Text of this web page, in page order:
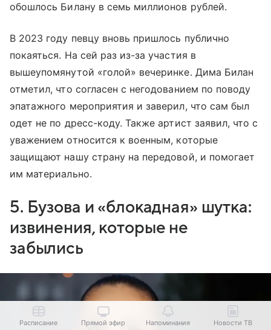
обошлось Билану в семь миллионов рублей.
В 2023 году певцу вновь пришлось публично
покаяться. На сей раз из-за участия в
вышеупомянутой «голой» вечеринке. Дима Билан
отметил, что согласен с негодованием по поводу
эпатажного мероприятия и заверил, что сам был
одет не по дресс-коду. Также артист заявил, что с
уважением относится к военным, которые
защищают нашу страну на передовой, и помогает
им материально.
5. Бузова и «блокадная» шутка:
извинения, которые не
забылись
Расписание Прямой эфир Напоминания Новости ТВ